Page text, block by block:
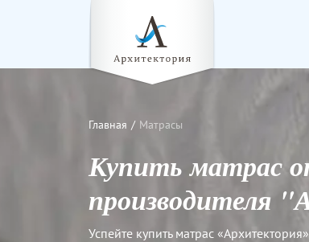
Главная Матрасы
Купить матрас
производителя
Успейте купить матрас